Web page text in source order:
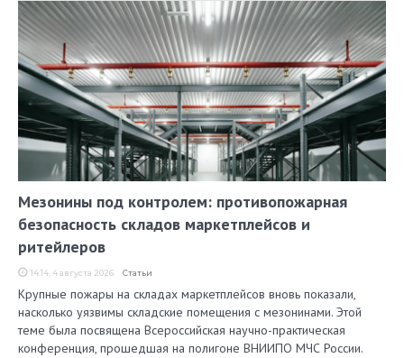
Мезонины под контролем: противопожарная
безопасность складов маркетплейсов и
ритейлеров
14:14, 4 августа 2026 Статьи
Крупные пожары на складах маркетплейсов вновь показали,
насколько уязвимы складские помещения с мезонинами. Этой
теме была посвящена Всероссийская научно-практическая
конференция, прошедшая на полигоне ВНИИПО МЧС России.